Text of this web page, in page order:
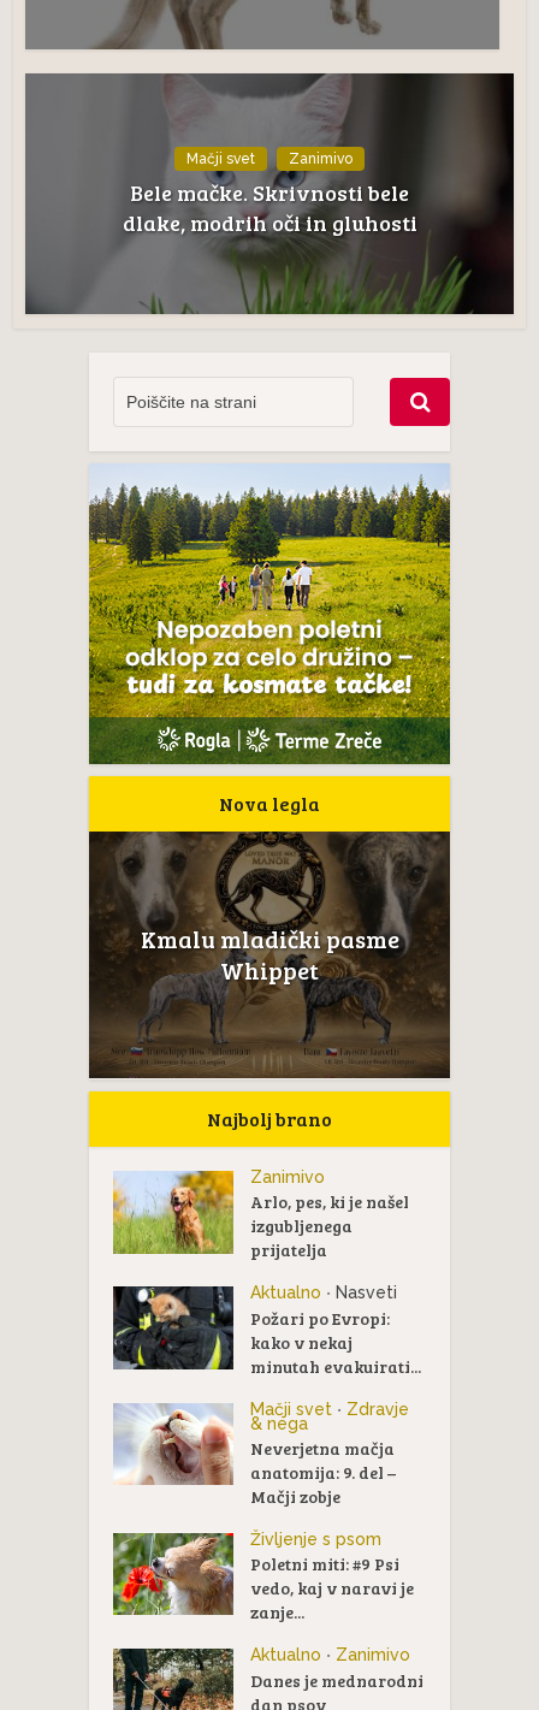
Mačji svet Zanimivo
Bele mačke. Skrivnosti bele
dlake, modrih oči in gluhosti
Nova legla
Kmalu mladički pasme
Whippet
Najbolj brano
Zanimivo
Arlo, pes, ki je našel
izgubljenega
prijatelja
Aktualno • Nasveti
Požari po Evropi:
kako v nekaj
minutah evakuirati...
Mačji svet • Zdravje
& nega
Neverjetna mačja
anatomija: 9. del –
Mačji zobje
Življenje s psom
Poletni miti: #9 Psi
vedo, kaj v naravi je
zanje...
Aktualno • Zanimivo
Danes je mednarodni
dan psov